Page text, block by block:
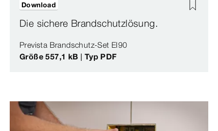
Die sichere Brandschutzlösung.
Prevista Brandschutz-Set EI90
Größe 557,1 kB | Typ PDF
Download